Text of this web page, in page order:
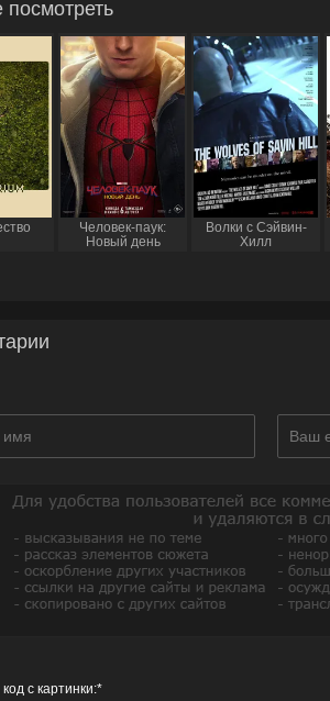
посмотреть
Человек-паук:
Новый день
Волки с Сэйвин-
Хилл
с картинки:*